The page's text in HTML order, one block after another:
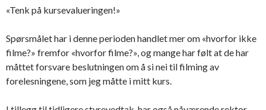
«Tenk på kursevalueringen!»
Spørsmålet har i denne perioden handlet mer om «hvorfor ikke
filme?» fremfor «hvorfor filme?», og mange har følt at de har
måttet forsvare beslutningen om å si nei til filming av
forelesningene, som jeg måtte i mitt kurs.